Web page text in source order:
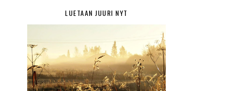
LUETAAN JUURI NYT